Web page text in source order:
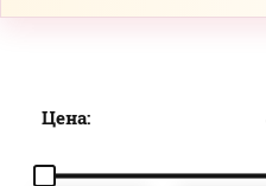
Цена: